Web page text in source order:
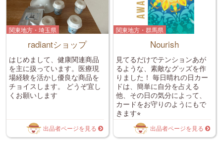
関東地方・埼玉県
radiantショップ
はじめまして、健康関連商品
を主に扱っています。医療現
場経験を活かし優良な商品を
チョイスします。 どうぞ宜し
くお願いします
出品者ページを見る
関東地方・群馬県
Nourish
見てるだけでテンションあが
るような、素敵なグッズを作
りました！ 毎日晴れの日カー
ドは、簡単に自分を占える
他、その日の気分によって、
カードをお守りのようにもで
きます⭐︎
出品者ページを見る